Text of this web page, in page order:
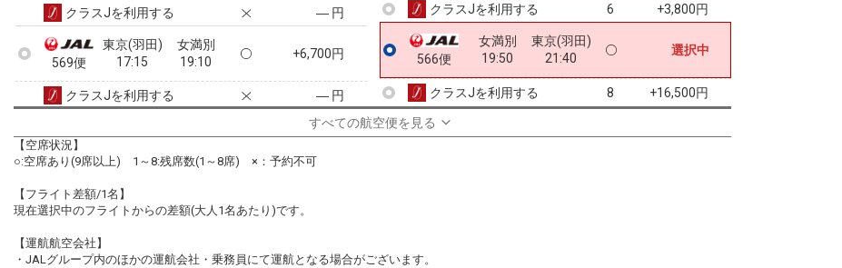
クラスJを利用する ― 円
569便
東京(羽田)
17:15
女満別
19:10
+6,700円
クラスJを利用する ― 円
クラスJを利用する 6 +3,800円
566便
女満別
19:50
東京(羽田)
21:40
選択中
クラスJを利用する 8 +16,500円
すべての航空便を見る
【空席状況】
○:空席あり(9席以上) 1～8:残席数(1～8席) ×：予約不可
【フライト差額/1名】
現在選択中のフライトからの差額(大人1名あたり)です。
【運航航空会社】
・JALグループ内のほかの運航会社・乗務員にて運航となる場合がございます。